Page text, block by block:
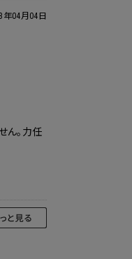
年04月04日
ん。力任